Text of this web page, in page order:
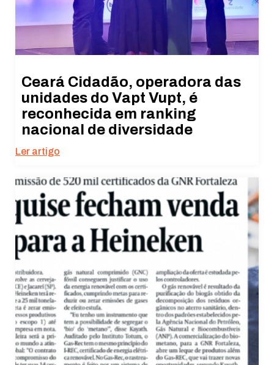
Ceará Cidadão, operadora das
unidades do Vapt Vupt, é
reconhecida em ranking
nacional de diversidade
Ler artigo
Necessário
não são
opcionais. São
necessários
para o
funcionamento
Estatísticas
Para que
possamos
melhorar a
funcionalidade
e a estrutura